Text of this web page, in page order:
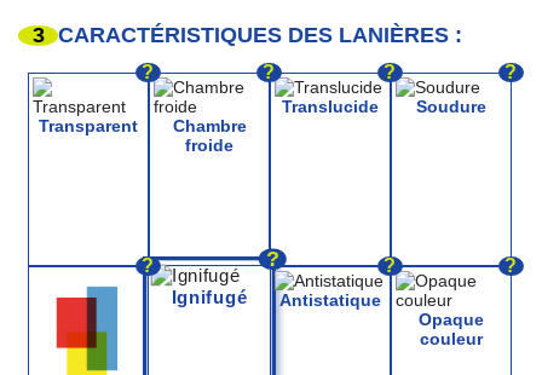
3 CARACTÉRISTIQUES DES LANIÈRES :
Transparent
?
Chambre
froide
?
Translucide
?
Soudure
?
?
Ignifugé
?
Antistatique
?
Opaque
couleur
?